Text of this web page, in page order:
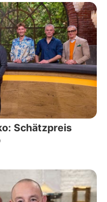
Schätzpreis